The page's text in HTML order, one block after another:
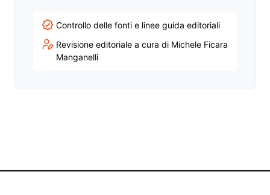
Controllo delle fonti e linee guida editoriali
Revisione editoriale a cura di Michele Ficara
Manganelli